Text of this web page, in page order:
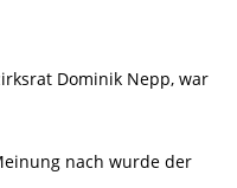
Dominik Nepp, war
nach wurde der